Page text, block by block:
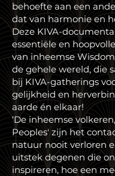
behoefte aan een
dat van harmonie en
Deze KIVA-
essentiële en
van inheemse
de gehele wereld, die
bij KIVA-gatherings
gelijkheid en
aarde én elkaar!
‘De inheemse
Peoples' zijn het
natuur nooit verloren
uitstek degenen die
inspireren, hoe een